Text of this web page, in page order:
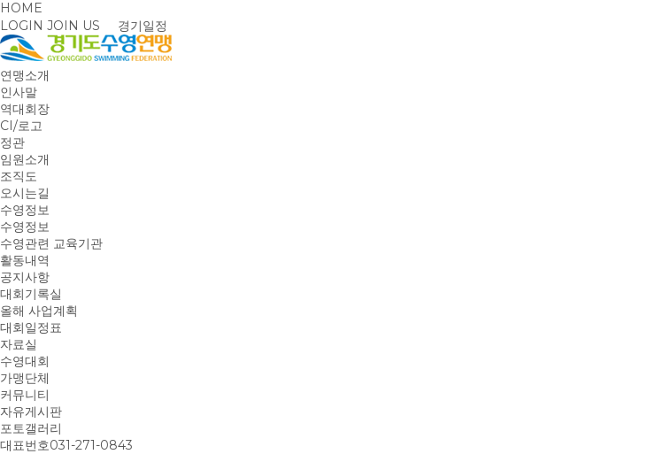
HOME
LOGIN JOIN US 경기일정
연맹소개
인사말
역대회장
CI/로고
정관
임원소개
조직도
오시는길
수영정보
수영정보
수영관련 교육기관
활동내역
공지사항
대회기록실
올해 사업계획
대회일정표
자료실
수영대회
가맹단체
커뮤니티
자유게시판
포토갤러리
대표번호031-271-0843